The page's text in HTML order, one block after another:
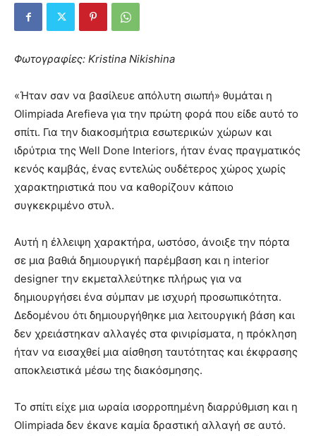
Φωτογραφίες: Kristina Nikishina
«Ήταν σαν να βασίλευε απόλυτη σιωπή» θυμάται η
Olimpiada Arefieva για την πρώτη φορά που είδε αυτό το
σπίτι. Για την διακοσμήτρια εσωτερικών χώρων και
ιδρύτρια της Well Done Interiors, ήταν ένας πραγματικός
κενός καμβάς, ένας εντελώς ουδέτερος χώρος χωρίς
χαρακτηριστικά που να καθορίζουν κάποιο
συγκεκριμένο στυλ.
Αυτή η έλλειψη χαρακτήρα, ωστόσο, άνοιξε την πόρτα
σε μια βαθιά δημιουργική παρέμβαση και η interior
designer την εκμεταλλεύτηκε πλήρως για να
δημιουργήσει ένα σύμπαν με ισχυρή προσωπικότητα.
Δεδομένου ότι δημιουργήθηκε μια λειτουργική βάση και
δεν χρειάστηκαν αλλαγές στα φινιρίσματα, η πρόκληση
ήταν να εισαχθεί μια αίσθηση ταυτότητας και έκφρασης
αποκλειστικά μέσω της διακόσμησης.
Το σπίτι είχε μια ωραία ισορροπημένη διαρρύθμιση και η
Olimpiada δεν έκανε καμία δραστική αλλαγή σε αυτό.